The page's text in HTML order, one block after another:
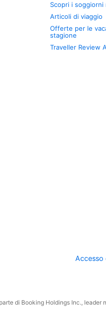
Scopri i soggiorni
Articoli di viaggio
Offerte per le
stagione
Traveller Review
Accesso
di Booking Holdings Inc.,